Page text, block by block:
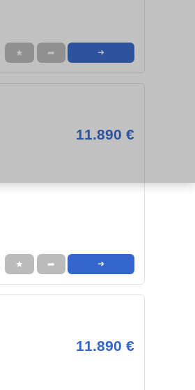
★ ➦ ➜
11.890 €
★ ➦ ➜
11.890 €